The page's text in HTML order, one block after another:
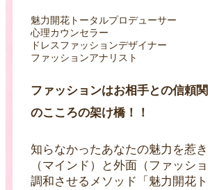
魅力開花トータルプロデューサー
心理カウンセラー
ドレスファッションデザイナー
ファッションアナリスト
ファッションはお相手との信頼
のこころの架け橋！！
知らなかったあなたの魅力を惹
（マインド）と外面（ファッシ
調和させるメソッド「魅力開花